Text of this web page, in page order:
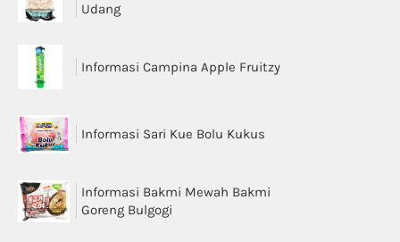
Udang
Informasi Campina Apple Fruitzy
Informasi Sari Kue Bolu Kukus
Informasi Bakmi Mewah Bakmi
Goreng Bulgogi